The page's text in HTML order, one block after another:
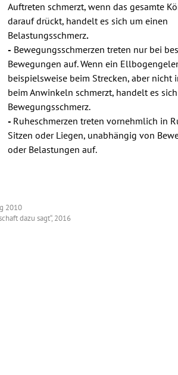
Auftreten schmerzt, wenn das gesamte
darauf drückt, handelt es sich um einen
Belastungsschmerz.
- Bewegungsschmerzen treten nur bei
Bewegungen auf. Wenn ein
beispielsweise beim Strecken, aber nicht
beim Anwinkeln schmerzt, handelt es
Bewegungsschmerz.
- Ruheschmerzen treten vornehmlich in
Sitzen oder Liegen, unabhängig von
oder Belastungen auf.
2010
dazu sagt“, 2016